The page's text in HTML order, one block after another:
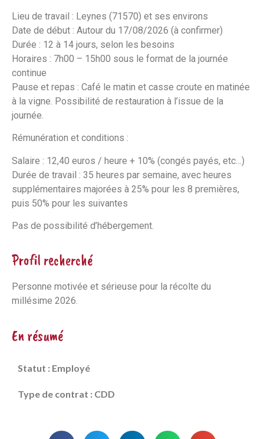
Lieu de travail : Leynes (71570) et ses environs
Date de début : Autour du 17/08/2026 (à confirmer)
Durée : 12 à 14 jours, selon les besoins
Horaires : 7h00 – 15h00 sous le format de la journée
continue
Pause et repas : Café le matin et casse croute en matinée
à la vigne. Possibilité de restauration à l’issue de la
journée.
Rémunération et conditions :
Salaire : 12,40 euros / heure + 10% (congés payés, etc…)
Durée de travail : 35 heures par semaine, avec heures
supplémentaires majorées à 25% pour les 8 premières,
puis 50% pour les suivantes
Pas de possibilité d’hébergement.
Profil recherché
Personne motivée et sérieuse pour la récolte du
millésime 2026.
En résumé
Statut : Employé
Type de contrat : CDD